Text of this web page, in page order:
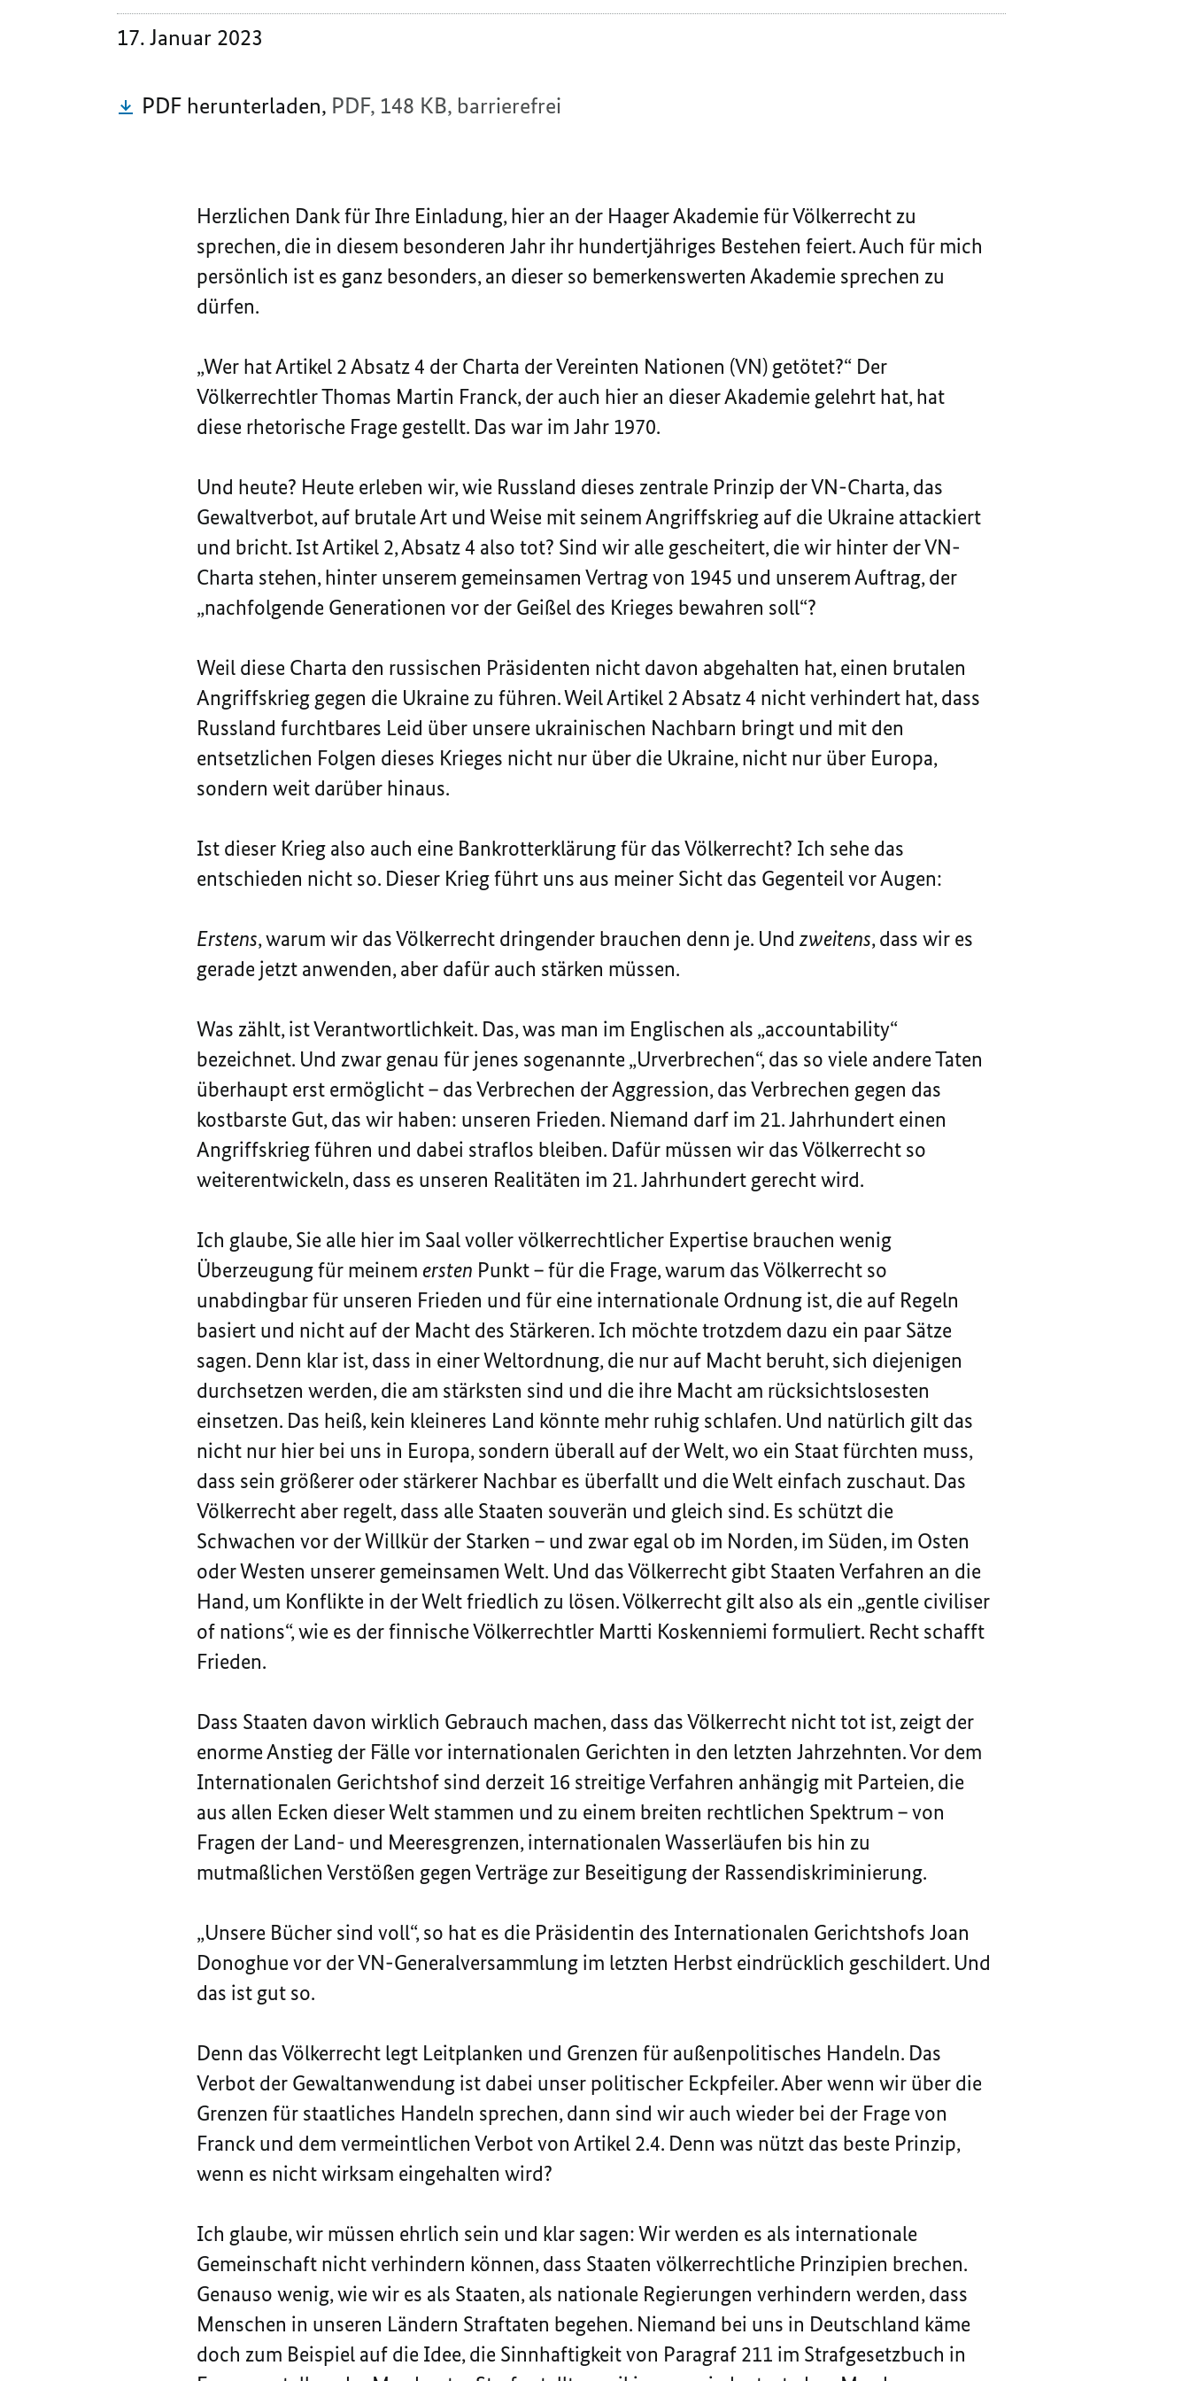
17. Januar 2023
PDF herunterladen, PDF, 148 KB, barrierefrei
Herzlichen Dank für Ihre Einladung, hier an der Haager Akademie für Völkerrecht zu
sprechen, die in diesem besonderen Jahr ihr hundertjähriges Bestehen feiert. Auch für mich
persönlich ist es ganz besonders, an dieser so bemerkenswerten Akademie sprechen zu
dürfen.
„Wer hat Artikel 2 Absatz 4 der Charta der Vereinten Nationen (VN) getötet?“ Der
Völkerrechtler Thomas Martin Franck, der auch hier an dieser Akademie gelehrt hat, hat
diese rhetorische Frage gestellt. Das war im Jahr 1970.
Und heute? Heute erleben wir, wie Russland dieses zentrale Prinzip der VN-Charta, das
Gewaltverbot, auf brutale Art und Weise mit seinem Angriffskrieg auf die Ukraine attackiert
und bricht. Ist Artikel 2, Absatz 4 also tot? Sind wir alle gescheitert, die wir hinter der VN-
Charta stehen, hinter unserem gemeinsamen Vertrag von 1945 und unserem Auftrag, der
„nachfolgende Generationen vor der Geißel des Krieges bewahren soll“?
Weil diese Charta den russischen Präsidenten nicht davon abgehalten hat, einen brutalen
Angriffskrieg gegen die Ukraine zu führen. Weil Artikel 2 Absatz 4 nicht verhindert hat, dass
Russland furchtbares Leid über unsere ukrainischen Nachbarn bringt und mit den
entsetzlichen Folgen dieses Krieges nicht nur über die Ukraine, nicht nur über Europa,
sondern weit darüber hinaus.
Ist dieser Krieg also auch eine Bankrotterklärung für das Völkerrecht? Ich sehe das
entschieden nicht so. Dieser Krieg führt uns aus meiner Sicht das Gegenteil vor Augen:
Erstens, warum wir das Völkerrecht dringender brauchen denn je. Und zweitens, dass wir es
gerade jetzt anwenden, aber dafür auch stärken müssen.
Was zählt, ist Verantwortlichkeit. Das, was man im Englischen als „accountability“
bezeichnet. Und zwar genau für jenes sogenannte „Urverbrechen“, das so viele andere Taten
überhaupt erst ermöglicht – das Verbrechen der Aggression, das Verbrechen gegen das
kostbarste Gut, das wir haben: unseren Frieden. Niemand darf im 21. Jahrhundert einen
Angriffskrieg führen und dabei straflos bleiben. Dafür müssen wir das Völkerrecht so
weiterentwickeln, dass es unseren Realitäten im 21. Jahrhundert gerecht wird.
Ich glaube, Sie alle hier im Saal voller völkerrechtlicher Expertise brauchen wenig
Überzeugung für meinem ersten Punkt – für die Frage, warum das Völkerrecht so
unabdingbar für unseren Frieden und für eine internationale Ordnung ist, die auf Regeln
basiert und nicht auf der Macht des Stärkeren. Ich möchte trotzdem dazu ein paar Sätze
sagen. Denn klar ist, dass in einer Weltordnung, die nur auf Macht beruht, sich diejenigen
durchsetzen werden, die am stärksten sind und die ihre Macht am rücksichtslosesten
einsetzen. Das heiß, kein kleineres Land könnte mehr ruhig schlafen. Und natürlich gilt das
nicht nur hier bei uns in Europa, sondern überall auf der Welt, wo ein Staat fürchten muss,
dass sein größerer oder stärkerer Nachbar es überfallt und die Welt einfach zuschaut. Das
Völkerrecht aber regelt, dass alle Staaten souverän und gleich sind. Es schützt die
Schwachen vor der Willkür der Starken – und zwar egal ob im Norden, im Süden, im Osten
oder Westen unserer gemeinsamen Welt. Und das Völkerrecht gibt Staaten Verfahren an die
Hand, um Konflikte in der Welt friedlich zu lösen. Völkerrecht gilt also als ein „gentle civiliser
of nations“, wie es der finnische Völkerrechtler Martti Koskenniemi formuliert. Recht schafft
Frieden.
Dass Staaten davon wirklich Gebrauch machen, dass das Völkerrecht nicht tot ist, zeigt der
enorme Anstieg der Fälle vor internationalen Gerichten in den letzten Jahrzehnten. Vor dem
Internationalen Gerichtshof sind derzeit 16 streitige Verfahren anhängig mit Parteien, die
aus allen Ecken dieser Welt stammen und zu einem breiten rechtlichen Spektrum – von
Fragen der Land- und Meeresgrenzen, internationalen Wasserläufen bis hin zu
mutmaßlichen Verstößen gegen Verträge zur Beseitigung der Rassendiskriminierung.
„Unsere Bücher sind voll“, so hat es die Präsidentin des Internationalen Gerichtshofs Joan
Donoghue vor der VN-Generalversammlung im letzten Herbst eindrücklich geschildert. Und
das ist gut so.
Denn das Völkerrecht legt Leitplanken und Grenzen für außenpolitisches Handeln. Das
Verbot der Gewaltanwendung ist dabei unser politischer Eckpfeiler. Aber wenn wir über die
Grenzen für staatliches Handeln sprechen, dann sind wir auch wieder bei der Frage von
Franck und dem vermeintlichen Verbot von Artikel 2.4. Denn was nützt das beste Prinzip,
wenn es nicht wirksam eingehalten wird?
Ich glaube, wir müssen ehrlich sein und klar sagen: Wir werden es als internationale
Gemeinschaft nicht verhindern können, dass Staaten völkerrechtliche Prinzipien brechen.
Genauso wenig, wie wir es als Staaten, als nationale Regierungen verhindern werden, dass
Menschen in unseren Ländern Straftaten begehen. Niemand bei uns in Deutschland käme
doch zum Beispiel auf die Idee, die Sinnhaftigkeit von Paragraf 211 im Strafgesetzbuch in